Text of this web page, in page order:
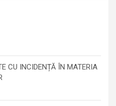
CU INCIDENȚĂ ÎN MATERIA